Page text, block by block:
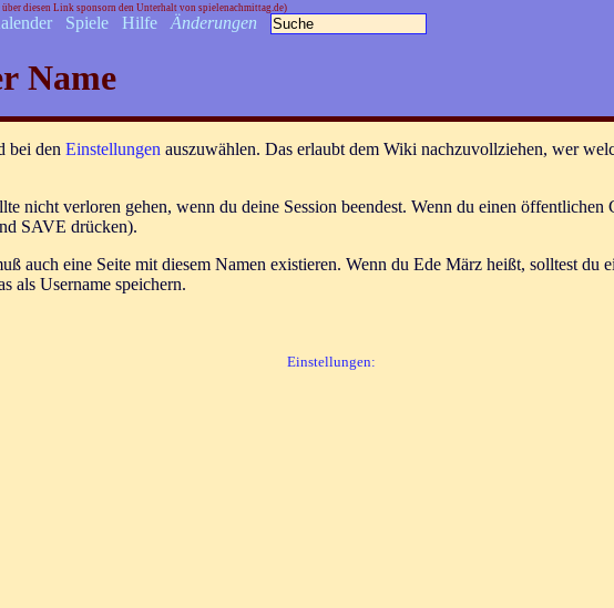
über diesen Link sponsorn den Unterhalt von spielenachmittag.de)
Spiele Hilfe Änderungen
Name
bei den Einstellungen auszuwählen. Das erlaubt dem Wiki nachzuvollziehen, wer
nicht verloren gehen, wenn du deine Session beendest. Wenn du einen
SAVE drücken).
auch eine Seite mit diesem Namen existieren. Wenn du Ede März heißt, solltest du
als Username speichern.
Einstellungen: